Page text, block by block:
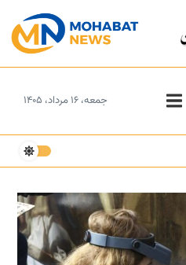
جمعه، ۱۶ مرداد، ۱۴۰۵